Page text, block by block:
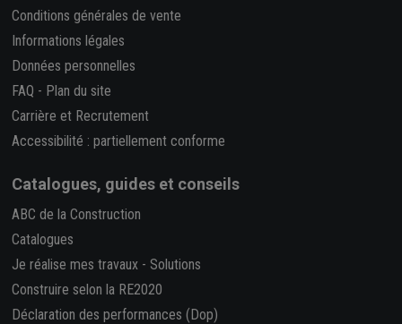
Conditions générales de vente
Informations légales
Données personnelles
FAQ - Plan du site
Carrière et Recrutement
Accessibilité : partiellement conforme
Catalogues, guides et conseils
ABC de la Construction
Catalogues
Je réalise mes travaux - Solutions
Construire selon la RE2020
Déclaration des performances (Dop)